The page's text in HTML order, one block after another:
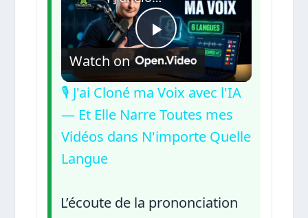
Play
Video
Watch on
🎙️ J'ai Cloné ma Voix avec l'IA
— Et Elle Narre Toutes mes
Vidéos dans N'importe Quelle
Langue
L’écoute de la prononciation